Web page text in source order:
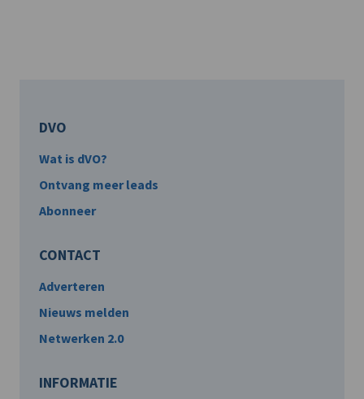
DVO
Wat is dVO?
Ontvang meer leads
Abonneer
CONTACT
Adverteren
Nieuws melden
Netwerken 2.0
INFORMATIE